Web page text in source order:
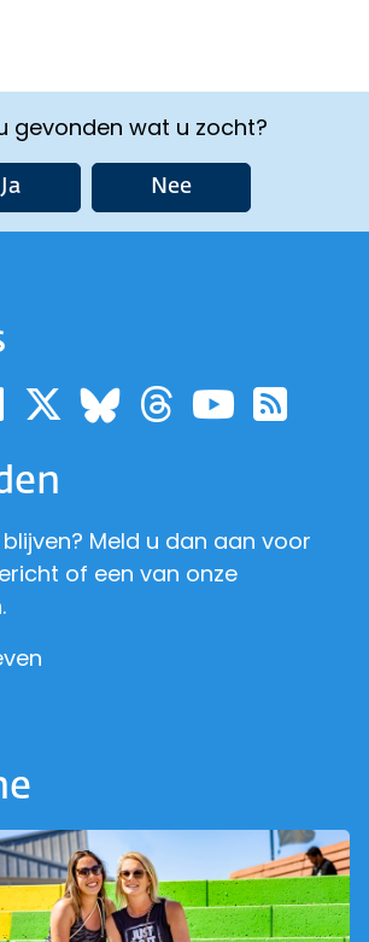
gevonden wat u zocht?
Ja Nee
de pagina van
naar de pagina
Ga naar de
Ga naar de
Ga naar de
Ga naar
Ga
Meld u dan aan voor
of een van onze